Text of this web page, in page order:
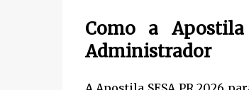
Como a
Administrador